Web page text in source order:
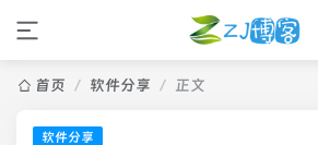
首页 / 软件分享 / 正文
软件分享